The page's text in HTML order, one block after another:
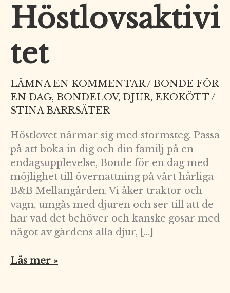
Höstlovsaktivi
tet
LÄMNA EN KOMMENTAR / BONDE FÖR
EN DAG, BONDELOV, DJUR, EKOKÖTT /
STINA BARRSÄTER
Höstlovet närmar sig med stormsteg. Passa
på att boka in dig och din familj på en
endagsupplevelse, Bonde för en dag med
möjlighet till övernattning på vårt härliga
B&B Mellangården. Vi åker traktor och
vagn, umgås med djuren och ser till att de
har vad det behöver och kanske gosar med
något av gårdens alla djur, […]
Läs mer »